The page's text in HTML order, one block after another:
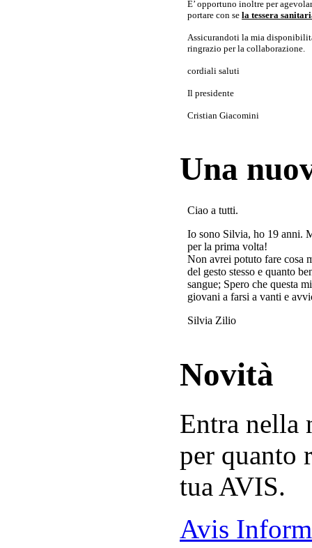
E’ opportuno inoltre per
portare con se la tessera
Assicurandoti la mia
ringrazio per la collaborazione.
cordiali saluti
Il presidente
Cristian Giacomini
Una
Ciao a tutti.
Io sono Silvia, ho 19 anni.
per la prima volta!
Non avrei potuto fare cosa
del gesto stesso e quanto
sangue; Spero che questa
giovani a farsi a vanti e
Silvia Zilio
Novità
Entra nella
per quanto
tua AVIS.
Avis